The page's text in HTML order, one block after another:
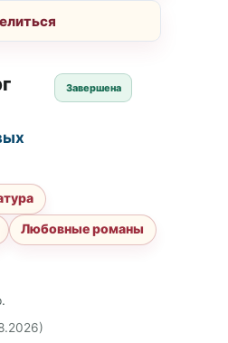
Завершена
Любовные романы